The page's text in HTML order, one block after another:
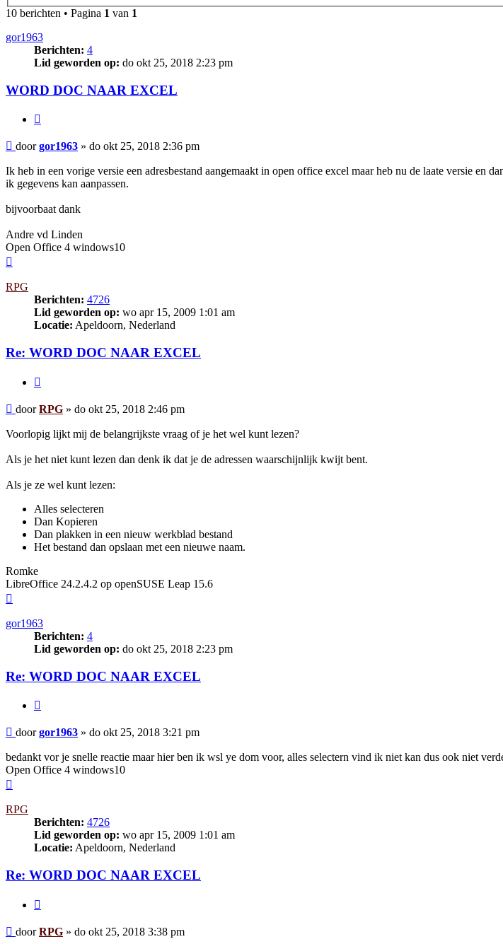
10 berichten • Pagina 1 van 1
gor1963
Berichten: 4
Lid geworden op: do okt 25, 2018 2:23 pm
WORD DOC NAAR EXCEL
Bericht
doorgor1963 » do okt 25, 2018 2:36 pm
Ik heb in een vorige versie een adresbestand aangemaakt in open office excel maar heb nu de laate versie
ik gegevens kan aanpassen.
bijvoorbaat dank
Andre vd Linden
Open Office 4 windows10
RPG
Berichten: 4726
Lid geworden op: wo apr 15, 2009 1:01 am
Locatie: Apeldoorn, Nederland
Re: WORD DOC NAAR EXCEL
Bericht
doorRPG » do okt 25, 2018 2:46 pm
Voorlopig lijkt mij de belangrijkste vraag of je het wel kunt lezen?
Als je het niet kunt lezen dan denk ik dat je de adressen waarschijnlijk kwijt bent.
Als je ze wel kunt lezen:
Alles selecteren
Dan Kopieren
Dan plakken in een nieuw werkblad bestand
Het bestand dan opslaan met een nieuwe naam.
Romke
LibreOffice 24.2.4.2 op openSUSE Leap 15.6
gor1963
Berichten: 4
Lid geworden op: do okt 25, 2018 2:23 pm
Re: WORD DOC NAAR EXCEL
Bericht
doorgor1963 » do okt 25, 2018 3:21 pm
bedankt vor je snelle reactie maar hier ben ik wsl ye dom voor, alles selectern vind ik niet kan dus ook niet
Open Office 4 windows10
RPG
Berichten: 4726
Lid geworden op: wo apr 15, 2009 1:01 am
Locatie: Apeldoorn, Nederland
Re: WORD DOC NAAR EXCEL
Bericht
doorRPG » do okt 25, 2018 3:38 pm